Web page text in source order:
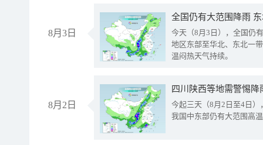
8月3日
全国仍有大范围降雨
今天（8月3日），全国仍
地区东部至华北、东北一
温闷热天气持续。
8月2日
今起三天（8月2日至4日
我国中东部仍有大范围高